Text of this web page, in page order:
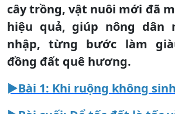
cây trồng, vật nuôi mới đã
hiệu quả, giúp nông dân
nhập, từng bước làm
đồng đất quê hương.
►Bài 1: Khi ruộng không